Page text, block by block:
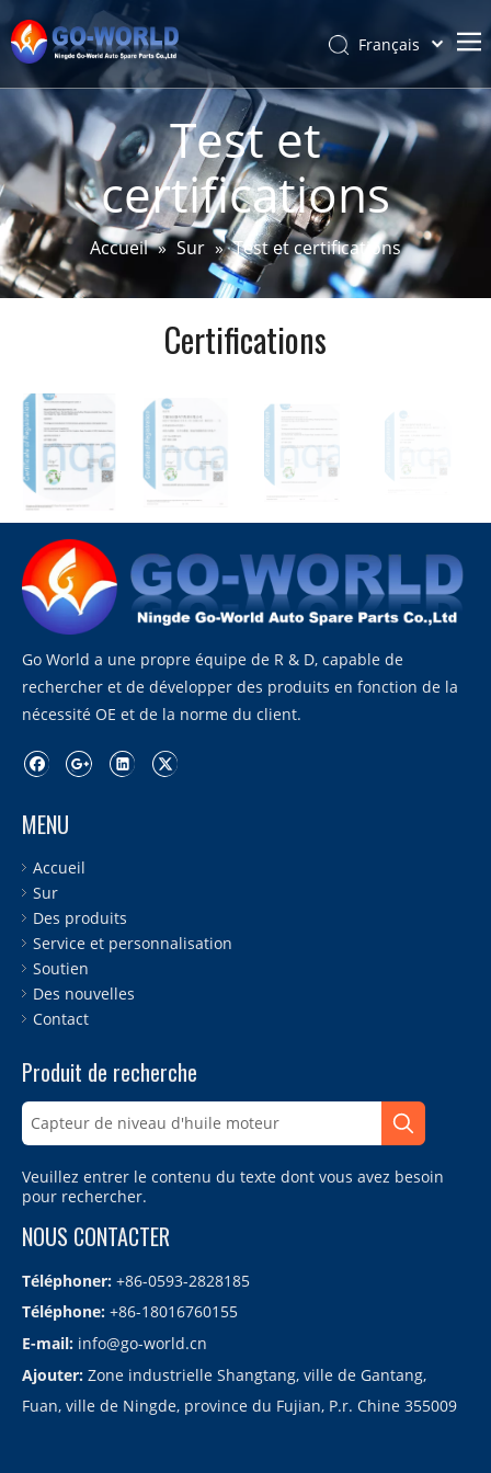
Accueil
Sur
Produits
Service et personnalisation
Des nouvelles
Français
Português
Español
Pусский
Latine
简体中文
English
Test et
certifications
Accueil » Sur » Test et certifications
Certifications
Go World a une propre équipe de R & D, capable de
rechercher et de développer des produits en fonction de la
nécessité OE et de la norme du client.
MENU
Accueil
Sur
Des produits
Service et personnalisation
Soutien
Des nouvelles
Contact
Produit de recherche
Veuillez entrer le contenu du texte dont vous avez besoin
pour rechercher.
NOUS CONTACTER
Téléphoner: +86-0593-2828185
Téléphone: +86-18016760155
E-mail: info@go-world.cn
Ajouter: Zone industrielle Shangtang, ville de Gantang,
Fuan, ville de Ningde, province du Fujian, P.r. Chine 355009